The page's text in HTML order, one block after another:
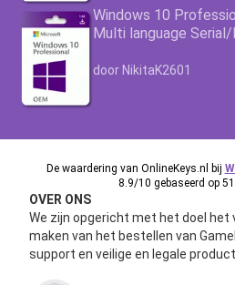
Windows 10
Multi language Serial/
Waardering4.63
door NikitaK2601
De waardering van OnlineKeys.nl bij
8.9/10 gebaseerd op
OVER ONS
We zijn opgericht met het doel het
maken van het bestellen van
support en veilige en legale